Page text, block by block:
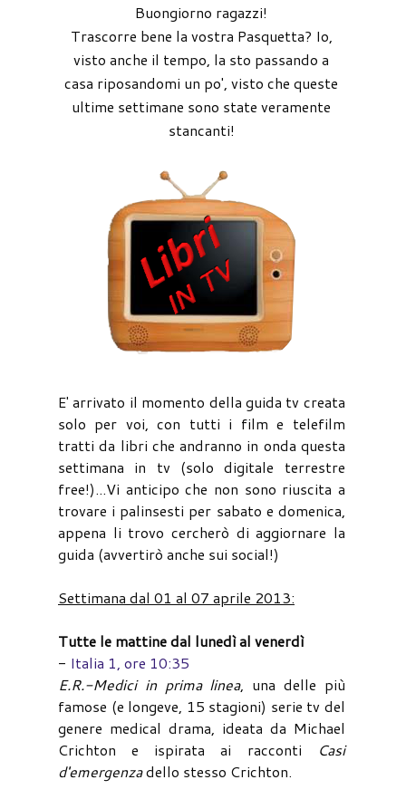
Buongiorno ragazzi!
Trascorre bene la vostra Pasquetta? Io,
visto anche il tempo, la sto passando a
casa riposandomi un po', visto che queste
ultime settimane sono state veramente
stancanti!
E' arrivato il momento della guida tv creata
solo per voi, con tutti i film e telefilm
tratti da libri che andranno in onda questa
settimana in tv (solo digitale terrestre
free!)...Vi anticipo che non sono riuscita a
trovare i palinsesti per sabato e domenica,
appena li trovo cercherò di aggiornare la
guida (avvertirò anche sui social!)
Settimana dal 01 al 07 aprile 2013:
Tutte le mattine dal lunedì al venerdì
- Italia 1, ore 10:35
E.R.-Medici in prima linea, una delle più
famose (e longeve, 15 stagioni) serie tv del
genere medical drama, ideata da Michael
Crichton e ispirata ai racconti
Casi
d'emergenzadello stesso Crichton.